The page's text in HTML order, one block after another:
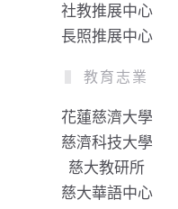
社教推展中心
長照推展中心
教育志業
花蓮慈濟大學
慈濟科技大學
慈大教研所
慈大華語中心